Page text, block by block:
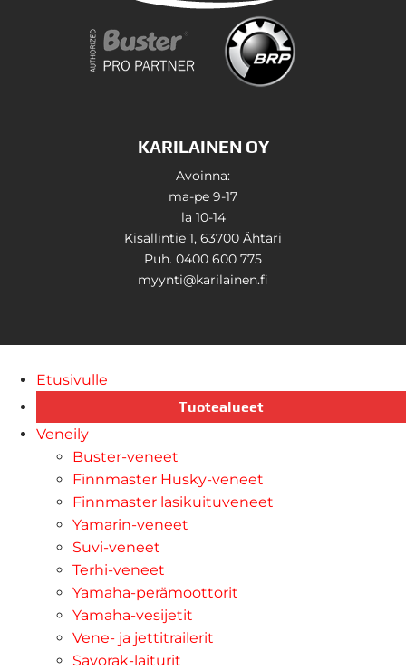
KARILAINEN OY
Avoinna:
ma-pe 9-17
la 10-14
Kisällintie 1, 63700 Ähtäri
Puh. 0400 600 775
myynti@karilainen.fi
Etusivulle
Tuotealueet
Veneily
Buster-veneet
Finnmaster Husky-veneet
Finnmaster lasikuituveneet
Yamarin-veneet
Suvi-veneet
Terhi-veneet
Yamaha-perämoottorit
Yamaha-vesijetit
Vene- ja jettitrailerit
Savorak-laiturit